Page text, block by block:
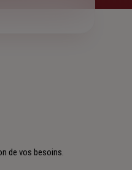
de vos besoins.